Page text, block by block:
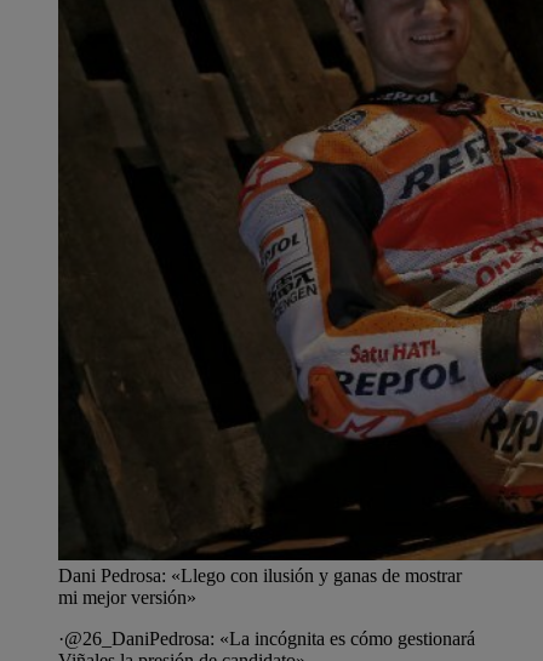
Dani Pedrosa: «Llego con ilusión y ganas de mostrar
mi mejor versión»
·@26_DaniPedrosa: «La incógnita es cómo gestionará